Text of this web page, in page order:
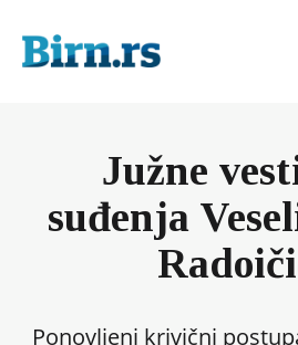
Južne
suđenja
Ponovljeni krivični